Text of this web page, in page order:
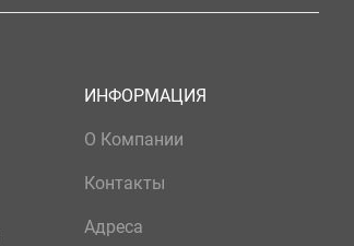
ИНФОРМАЦИЯ
О Компании
Контакты
Адреса